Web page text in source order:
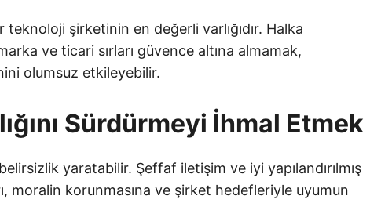
şirketinin en değerli varlığıdır. Halka
ve ticari sırları güvence altına almamak,
olumsuz etkileyebilir.
Sürdürmeyi İhmal Etmek
yaratabilir. Şeffaf iletişim ve iyi yapılandırılmış
moralin korunmasına ve şirket hedefleriyle uyumun